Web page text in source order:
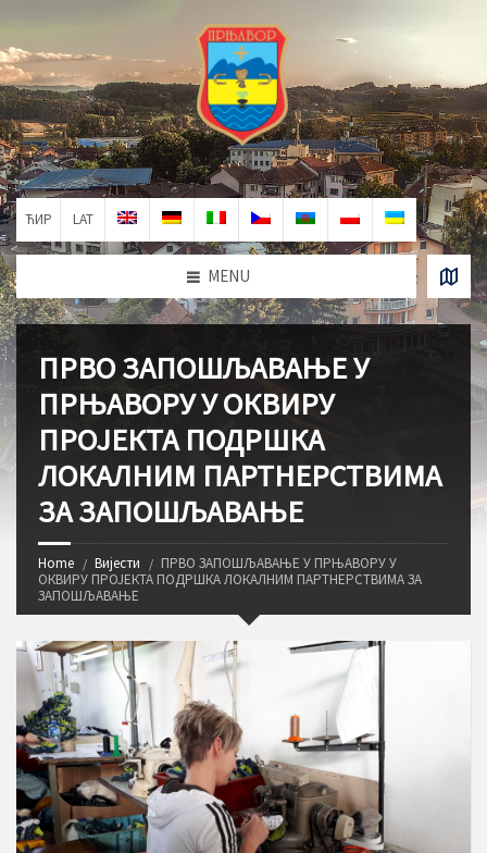
ЋИР LAT
MENU
ПРВО ЗАПОШЉАВАЊЕ У
ПРЊАВОРУ У ОКВИРУ
ПРОЈЕКТА ПОДРШКА
ЛОКАЛНИМ ПАРТНЕРСТВИМА
ЗА ЗАПОШЉАВАЊЕ
Home Вијести
ПРВО ЗАПОШЉАВАЊЕ У ПРЊАВОРУ У
ОКВИРУ ПРОЈЕКТА ПОДРШКА ЛОКАЛНИМ ПАРТНЕРСТВИМА ЗА
ЗАПОШЉАВАЊЕ